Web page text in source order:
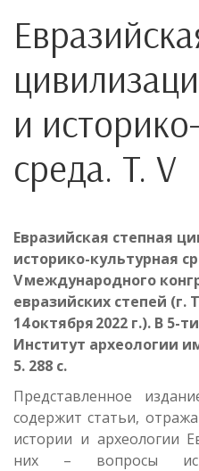
и
среда. T. V
Евразийская степная
историко-культурная
V международного
евразийских степей (г.
14 октября 2022 г.). В 5-
Институт археологии
5. 288 с.
Представленное
содержит статьи,
истории и археологии
них – вопросы